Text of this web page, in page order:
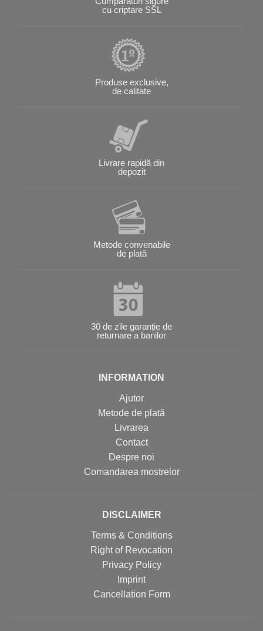
cu criptare SSL
Produse exclusive,
de calitate
Livrare rapidă din
depozit
Metode convenabile
de plată
30 de zile garanție de
returnare a banilor
INFORMATION
Ajutor
Metode de plată
Livrarea
Contact
Despre noi
Comandarea mostrelor
DISCLAIMER
Terms & Conditions
Right of Revocation
Privacy Policy
Imprint
Cancellation Form